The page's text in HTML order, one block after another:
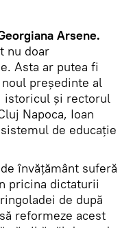
Arsene.
nu doar
Asta ar putea fi
preşedinte al
istoricul şi rectorul
Napoca, Ioan
de educaţie
învăţământ suferă
pricina dictaturii
de după
reformeze acest